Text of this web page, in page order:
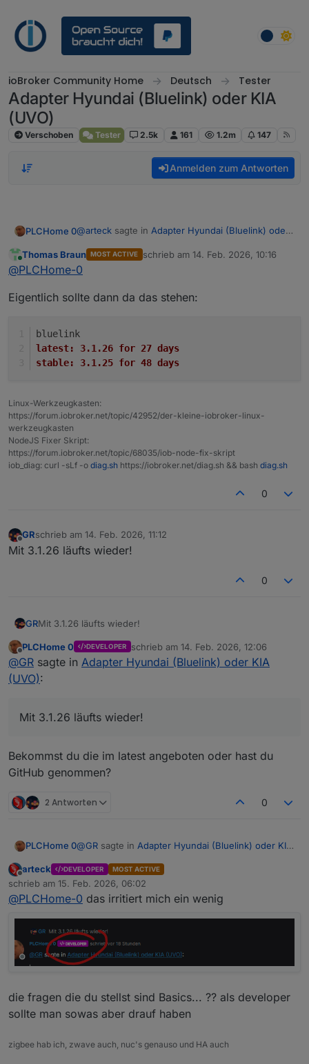
ioBroker Community Home Deutsch Tester
Adapter Hyundai (Bluelink) oder KIA
(UVO)
Verschoben Tester 2.5k 161 1.2m 147
Anmelden zum Antworten
PLCHome 0@arteck sagte in Adapter Hyundai (Bluelink) oder
Ich meine Beta lastest...
Online
Thomas Braun MOST ACTIVE schrieb am 14. Feb. 2026, 10:16
zuletzt editiert von
@PLCHome-0
Eigentlich sollte dann da das stehen:
bluelink
latest:	3.1.26 for 27 days
stable:	3.1.25 for 48 days
Linux-Werkzeugkasten:
https://forum.iobroker.net/topic/42952/der-kleine-iobroker-linux-
werkzeugkasten
NodeJS Fixer Skript:
https://forum.iobroker.net/topic/68035/iob-node-fix-skript
iob_diag: curl -sLf -o diag.sh https://iobroker.net/diag.sh && bash diag.sh
0
Offline
GRschrieb am 14. Feb. 2026, 11:12
zuletzt editiert von
Mit 3.1.26 läufts wieder!
0
GRMit 3.1.26 läufts wieder!
Offline
PLCHome 0 DEVELOPER schrieb am 14. Feb. 2026, 12:06
zuletzt editiert von
@GR sagte in Adapter Hyundai (Bluelink) oder KIA
(UVO):
Mit 3.1.26 läufts wieder!
Bekommst du die im latest angeboten oder hast du
GitHub genommen?
2 Antworten 0
PLCHome 0@GR sagte in Adapter Hyundai (Bluelink) oder KIA
Mit 3.1.26 läufts wieder!
Bekommst du die im latest angeboten oder hast
du GitHub genommen?
Offline
arteck DEVELOPER MOST ACTIVE
schrieb am 15. Feb. 2026, 06:02
zuletzt editiert von
@PLCHome-0 das irritiert mich ein wenig
die fragen die du stellst sind Basics... ?? als developer
sollte man sowas aber drauf haben
zigbee hab ich, zwave auch, nuc's genauso und HA auch